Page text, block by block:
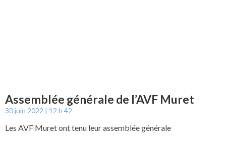
Assemblée générale de l’AVF Muret
30 juin 2022 12 h 42
Les AVF Muret ont tenu leur assemblée générale